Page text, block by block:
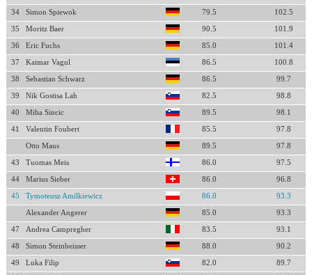
34 Simon Spiewok 79.5 102.5
35 Moritz Baer 90.5 101.9
36 Eric Fuchs 85.0 101.4
37 Kaimar Vagul 86.5 100.8
38 Sebastian Schwarz 86.5 99.7
39 Nik Gostisa Lah 82.5 98.8
40 Miha Sincic 89.5 98.1
41 Valentin Foubert 85.5 97.8
Otto Maus 89.5 97.8
43 Tuomas Meis 86.0 97.5
44 Marius Sieber 86.0 96.8
45 Tymoteusz Amilkiewicz 86.0 93.3
Alexander Angerer 85.0 93.3
47 Andrea Campregher 83.5 93.1
48 Simon Steinbeisser 88.0 90.2
49 Luka Filip 82.0 89.7